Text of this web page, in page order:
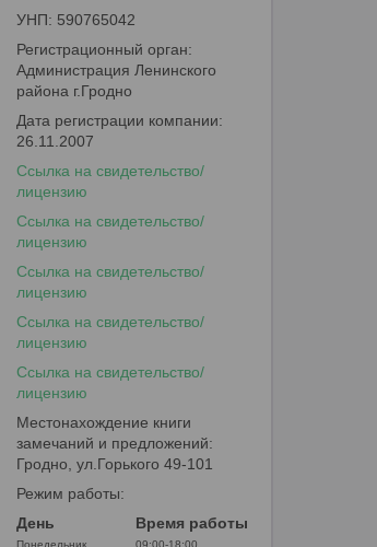
УНП: 590765042
Регистрационный орган:
Администрация Ленинского
района г.Гродно
Дата регистрации компании:
26.11.2007
Ссылка на свидетельство/
лицензию
Ссылка на свидетельство/
лицензию
Ссылка на свидетельство/
лицензию
Ссылка на свидетельство/
лицензию
Ссылка на свидетельство/
лицензию
Местонахождение книги
замечаний и предложений:
Гродно, ул.Горького 49-101
Режим работы:
День
Время работы
Понедельник 09:00-18:00